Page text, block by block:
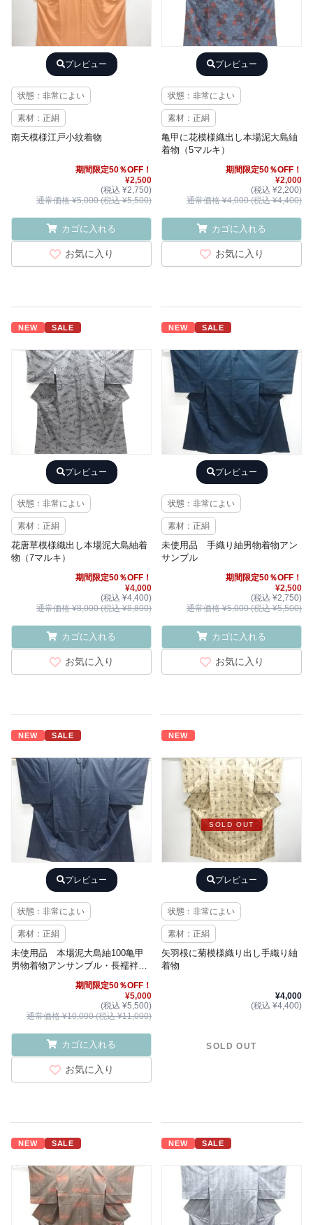
プレビュー
状態：非常によい
素材：正絹
南天模様江戸小紋着物
期間限定50％OFF！
¥2,500
(税込 ¥2,750)
通常価格 ¥5,000 (税込 ¥5,500)
カゴに入れる
お気に入り
プレビュー
状態：非常によい
素材：正絹
亀甲に花模様織出し本場泥大島紬
着物（5マルキ）
期間限定50％OFF！
¥2,000
(税込 ¥2,200)
通常価格 ¥4,000 (税込 ¥4,400)
カゴに入れる
お気に入り
NEW SALE
プレビュー
状態：非常によい
素材：正絹
花唐草模様織出し本場泥大島紬着
物（7マルキ）
期間限定50％OFF！
¥4,000
(税込 ¥4,400)
通常価格 ¥8,000 (税込 ¥8,800)
カゴに入れる
お気に入り
NEW SALE
プレビュー
状態：非常によい
素材：正絹
未使用品 手織り紬男物着物アン
サンブル
期間限定50％OFF！
¥2,500
(税込 ¥2,750)
通常価格 ¥5,000 (税込 ¥5,500)
カゴに入れる
お気に入り
NEW SALE
プレビュー
状態：非常によい
素材：正絹
未使用品 本場泥大島紬100亀甲
男物着物アンサンブル・長襦袢セ
期間限定50％OFF！
¥5,000
(税込 ¥5,500)
通常価格 ¥10,000 (税込 ¥11,000)
カゴに入れる
お気に入り
NEW
SOLD OUT
プレビュー
状態：非常によい
素材：正絹
矢羽根に菊模様織り出し手織り紬
着物
¥4,000
(税込 ¥4,400)
SOLD OUT
NEW SALE NEW SALE